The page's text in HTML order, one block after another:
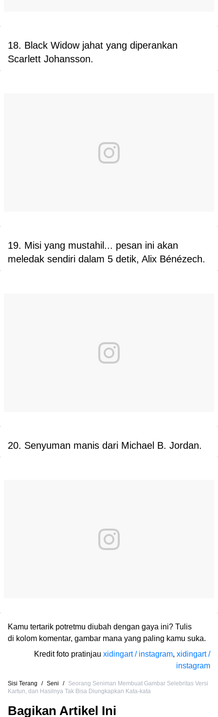
18. Black Widow jahat yang diperankan
Scarlett Johansson.
19. Misi yang mustahil... pesan ini akan
meledak sendiri dalam 5 detik, Alix Bénézech.
20. Senyuman manis dari Michael B. Jordan.
Kamu tertarik potretmu diubah dengan gaya ini? Tulis
di kolom komentar, gambar mana yang paling kamu suka.
Kredit foto pratinjau xidingart / instagram, xidingart /
instagram
Sisi Terang / Seni /
Seorang Seniman Membuat Gambar Selebritas Versi
Kartun, dan Hasilnya Tak Bisa Diungkapkan Kata-kata
Bagikan Artikel Ini